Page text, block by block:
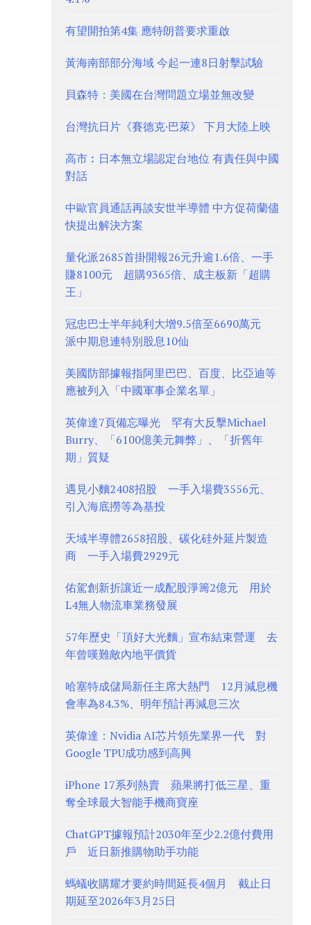
有望開拍第4集 應特朗普要求重啟
黃海南部部分海域 今起一連8日射擊試驗
貝森特：美國在台灣問題立場並無改變
台灣抗日片《賽德克·巴萊》 下月大陸上映
高市︰日本無立場認定台地位 有責任與中國
對話
中歐官員通話再談安世半導體 中方促荷蘭儘
快提出解決方案
量化派2685首掛開報26元升逾1.6倍、一手
賺8100元 超購9365倍、成主板新「超購
王」
冠忠巴士半年純利大增9.5倍至6690萬元
派中期息連特別股息10仙
美國防部據報指阿里巴巴、百度、比亞迪等
應被列入「中國軍事企業名單」
英偉達7頁備忘曝光 罕有大反擊Michael
Burry、「6100億美元舞弊」、「折舊年
期」質疑
遇見小麵2408招股 一手入場費3556元、
引入海底撈等為基投
天域半導體2658招股、碳化硅外延片製造
商 一手入場費2929元
佑駕創新折讓近一成配股淨籌2億元 用於
L4無人物流車業務發展
57年歷史「頂好大光麵」宣布結束營運 去
年曾嘆難敵內地平價貨
哈塞特成儲局新任主席大熱門 12月減息機
會率為84.3%、明年預計再減息三次
英偉達：Nvidia AI芯片領先業界一代 對
Google TPU成功感到高興
iPhone 17系列熱賣 蘋果將打低三星、重
奪全球最大智能手機商寶座
ChatGPT據報預計2030年至少2.2億付費用
戶 近日新推購物助手功能
螞蟻收購耀才要約時間延長4個月 截止日
期延至2026年3月25日